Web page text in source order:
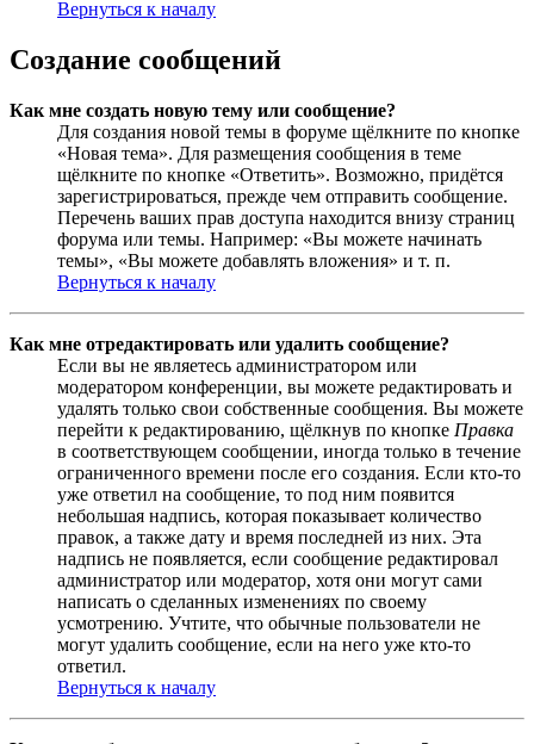
Вернуться к началу
Создание сообщений
Как мне создать новую тему или сообщение?
Для создания новой темы в форуме щёлкните по кнопке
«Новая тема». Для размещения сообщения в теме
щёлкните по кнопке «Ответить». Возможно, придётся
зарегистрироваться, прежде чем отправить сообщение.
Перечень ваших прав доступа находится внизу страниц
форума или темы. Например: «Вы можете начинать
темы», «Вы можете добавлять вложения» и т. п.
Вернуться к началу
Как мне отредактировать или удалить сообщение?
Если вы не являетесь администратором или
модератором конференции, вы можете редактировать и
удалять только свои собственные сообщения. Вы можете
перейти к редактированию, щёлкнув по кнопке Правка
в соответствующем сообщении, иногда только в течение
ограниченного времени после его создания. Если кто-то
уже ответил на сообщение, то под ним появится
небольшая надпись, которая показывает количество
правок, а также дату и время последней из них. Эта
надпись не появляется, если сообщение редактировал
администратор или модератор, хотя они могут сами
написать о сделанных изменениях по своему
усмотрению. Учтите, что обычные пользователи не
могут удалить сообщение, если на него уже кто-то
ответил.
Вернуться к началу